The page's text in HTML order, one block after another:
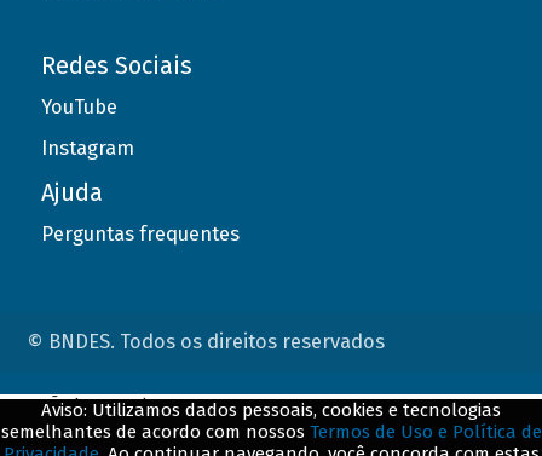
Redes Sociais
YouTube
Instagram
Ajuda
Perguntas frequentes
© BNDES. Todos os direitos reservados
Aviso: Utilizamos dados pessoais, cookies e tecnologias
semelhantes de acordo com nossos Termos de Uso e Política de
ConteÃºdo complementar
${title}${badge}